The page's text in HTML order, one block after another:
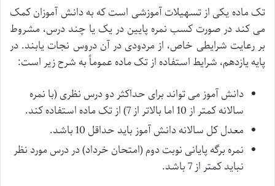
تک ماده یکی از تسهیلات آموزشی است که به دانش آموزان کمک
می کند در صورت کسب نمره پایین در یک یا چند درس، مشروط
بر رعایت شرایطی خاص، از مردودی در آن دروس نجات یابند. در
پایه یازدهم، شرایط استفاده از تک ماده عموماً به شرح زیر است:
دانش آموز می تواند برای حداکثر دو درس نظری (با نمره
سالانه کمتر از 10 اما بالاتر از 7) از تک ماده استفاده کند.
معدل کل سالانه دانش آموز باید حداقل 10 باشد.
نمره برگه پایانی نوبت دوم (امتحان خرداد) در درس مورد نظر
نباید کمتر از 7 باشد.